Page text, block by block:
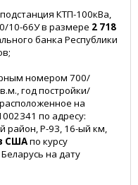
КТП-100кВа,
10-66У в размере 2 718
банка Республики
номером 700/
год постройки/
на
по адресу:
район, Р-93, 16-ый км,
СШАпо курсу
на дату